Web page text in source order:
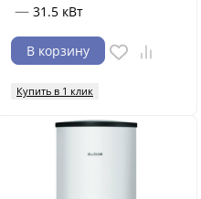
— 31.5 кВт
В корзину
Купить в 1 клик